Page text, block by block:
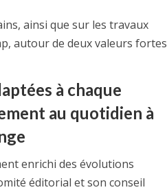
ainsi que sur les travaux
autour de deux valeurs fortes
à chaque
au quotidien à
enrichi des évolutions
éditorial et son conseil